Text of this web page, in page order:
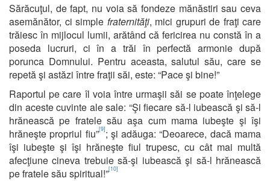
Sărăcuţul, de fapt, nu voia să fondeze mănăstiri sau ceva
asemănător, ci simple fraternităţi, mici grupuri de fraţi care
trăiesc în mijlocul lumii, arătând că fericirea nu constă în a
poseda lucruri, ci în a trăi în perfectă armonie după
porunca Domnului. Pentru aceasta, salutul său, care se
repetă şi astăzi între fraţii săi, este: “Pace şi bine!”
Raportul pe care îl voia între urmaşii săi se poate înţelege
din aceste cuvinte ale sale: “Şi fiecare să-l iubească şi să-l
hrănească pe fratele său aşa cum mama iubeşte şi îşi
hrăneşte propriul fiu”[9]; şi adăuga: “Deoarece, dacă mama
îşi iubeşte şi îşi hrăneşte fiul trupesc, cu cât mai multă
afecţiune cineva trebuie să-şi iubească şi să-l hrănească
pe fratele său spiritual!”[10]